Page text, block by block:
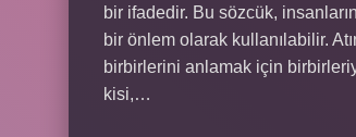
bir ifadedir. Bu sözcük,
bir önlem olarak kullanılabilir.
birbirlerini anlamak için
kisi,…